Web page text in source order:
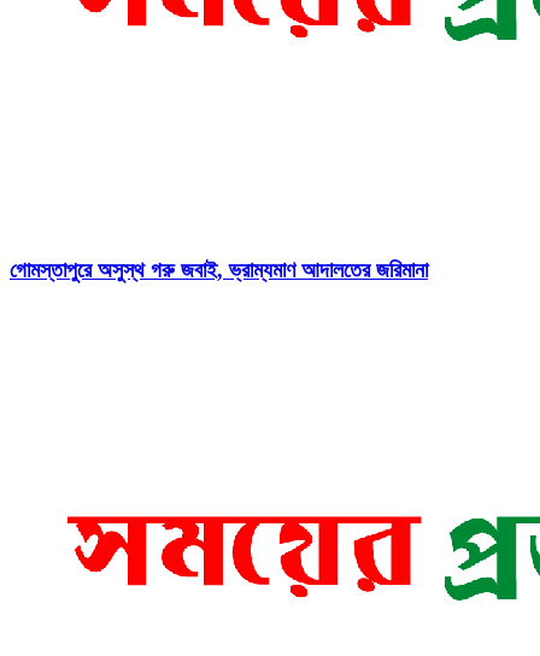
গোমস্তাপুরে অসুস্থ গরু জবাই, ভ্রাম্যমাণ আদালতের জরিমানা